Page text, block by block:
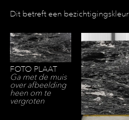
Dit betreft een bezichtigingskleur
FOTO PLAAT
Ga met de muis
over afbeelding
heen om te
vergroten